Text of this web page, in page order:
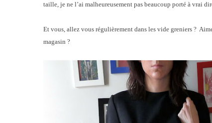
taille, je ne l’ai malheureusement pas beaucoup porté à vrai
Et vous, allez vous régulièrement dans les vide greniers ?
magasin ?